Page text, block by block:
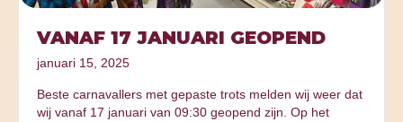
VANAF 17 JANUARI GEOPEND
januari 15, 2025
Beste carnavallers met gepaste trots melden wij weer dat
wij vanaf 17 januari van 09:30 geopend zijn. Op het